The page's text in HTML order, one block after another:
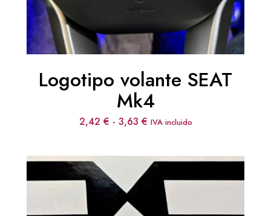
Logotipo volante SEAT
Mk4
2,42 € - 3,63 €Rango
desde
2,42 €
hasta
3,63 €
IVA incluido